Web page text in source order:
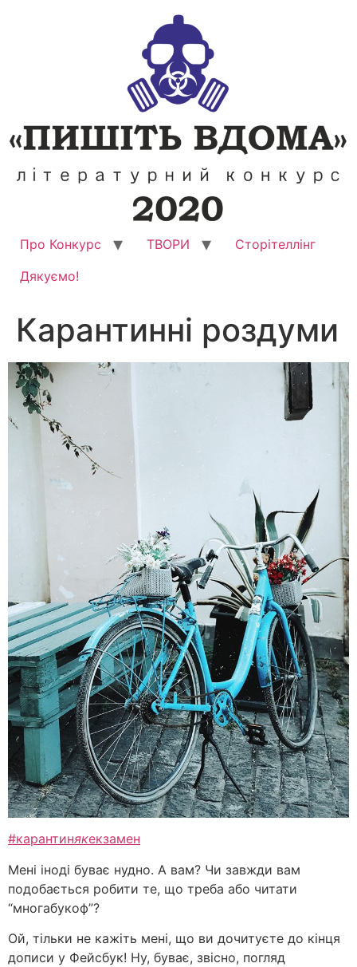
Про Конкурс ТВОРИ
Сторітеллінг
Дякуємо!
Карантинні роздуми
#карантинякекзамен
Мені іноді буває нудно. А вам? Чи завжди вам
подобається робити те, що треба або читати
“многабукоф”?
Ой, тільки не кажіть мені, що ви дочитуєте до кінця
дописи у Фейсбук! Ну, буває, звісно, погляд